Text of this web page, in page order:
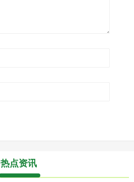
热点资讯